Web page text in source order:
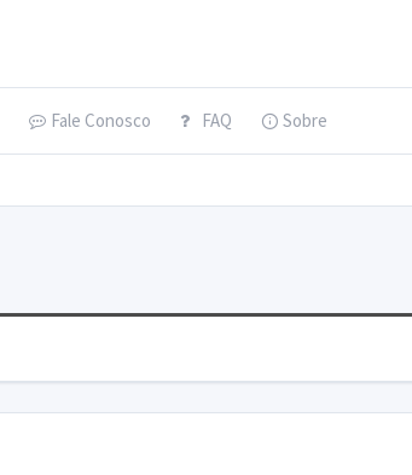
Fale Conosco FAQ Sobre